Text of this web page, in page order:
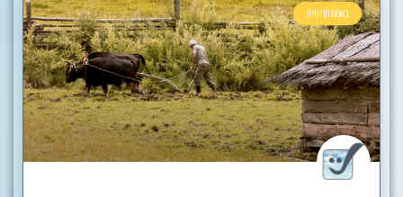
באמונתו יחיה